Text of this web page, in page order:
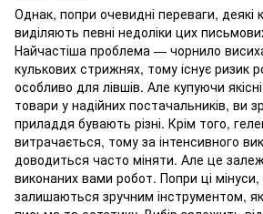
Однак, попри очевидні переваги, деякі
виділяють певні недоліки цих
Найчастіша проблема — чорнило
кулькових стрижнях, тому існує ризик
особливо для лівшів. Але купуючи
товари у надійних постачальників, ви
приладдя бувають різні. Крім того,
витрачається, тому за інтенсивного
доводиться часто міняти. Але це
виконаних вами робот. Попри ці мінуси,
залишаються зручним інструментом,